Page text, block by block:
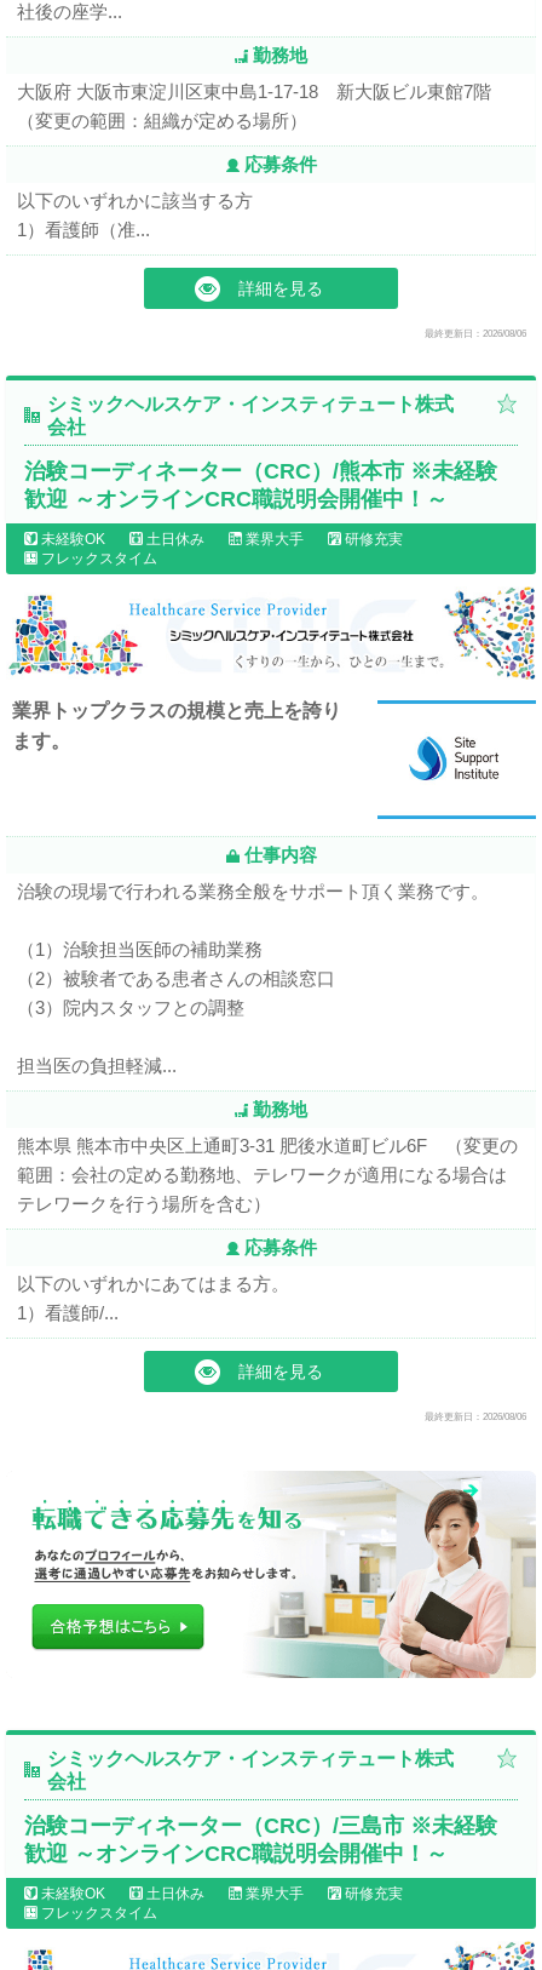
社後の座学...
勤務地
大阪府 大阪市東淀川区東中島1-17-18 新大阪ビル東館7階
（変更の範囲：組織が定める場所）
応募条件
以下のいずれかに該当する方
1）看護師（准...
詳細を見る
最終更新日：2026/08/06
シミックヘルスケア・インスティテュート株式
会社
治験コーディネーター（CRC）/熊本市 ※未経験
歓迎 ～オンラインCRC職説明会開催中！～
未経験OK 土日休み 業界大手
研修充実
フレックスタイム
業界トップクラスの規模と売上を誇り
ます。
仕事内容
治験の現場で行われる業務全般をサポート頂く業務です。
（1）治験担当医師の補助業務
（2）被験者である患者さんの相談窓口
（3）院内スタッフとの調整
担当医の負担軽減...
勤務地
熊本県 熊本市中央区上通町3-31 肥後水道町ビル6F （変更の
範囲：会社の定める勤務地、テレワークが適用になる場合は
テレワークを行う場所を含む）
応募条件
以下のいずれかにあてはまる方。
1）看護師/...
詳細を見る
最終更新日：2026/08/06
シミックヘルスケア・インスティテュート株式
会社
治験コーディネーター（CRC）/三島市 ※未経験
歓迎 ～オンラインCRC職説明会開催中！～
未経験OK 土日休み 業界大手
研修充実
フレックスタイム